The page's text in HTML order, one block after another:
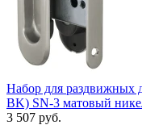
Набор для раздвижных
BK) SN-3 матовый
3 507 руб.